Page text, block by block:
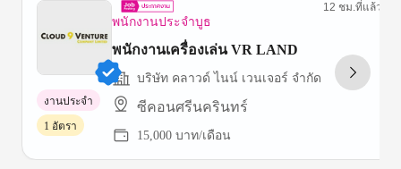
พนักงานประจำบูธ
12 ชม.ที่แล้ว
พนักงานเครื่องเล่น VR LAND
บริษัท คลาวด์ ไนน์ เวนเจอร์ จํากัด
ซีคอนศรีนครินทร์
15,000 บาท/เดือน
งานประจำ
1 อัตรา